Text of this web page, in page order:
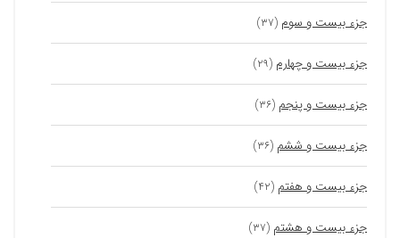
جزء بیست و سوم (۳۷)
جزء بیست و چهارم (۲۹)
جزء بیست و پنجم (۳۶)
جزء بیست و ششم (۳۶)
جزء بیست و هفتم (۴۲)
جزء بیست و هشتم (۳۷)